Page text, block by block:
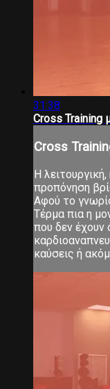
31:38
Cross Training
Cross
Η λειτουργική,
προπόνηση
Αφού το
Τέρμα πια η
που δεν έχουν
καύσεις ή